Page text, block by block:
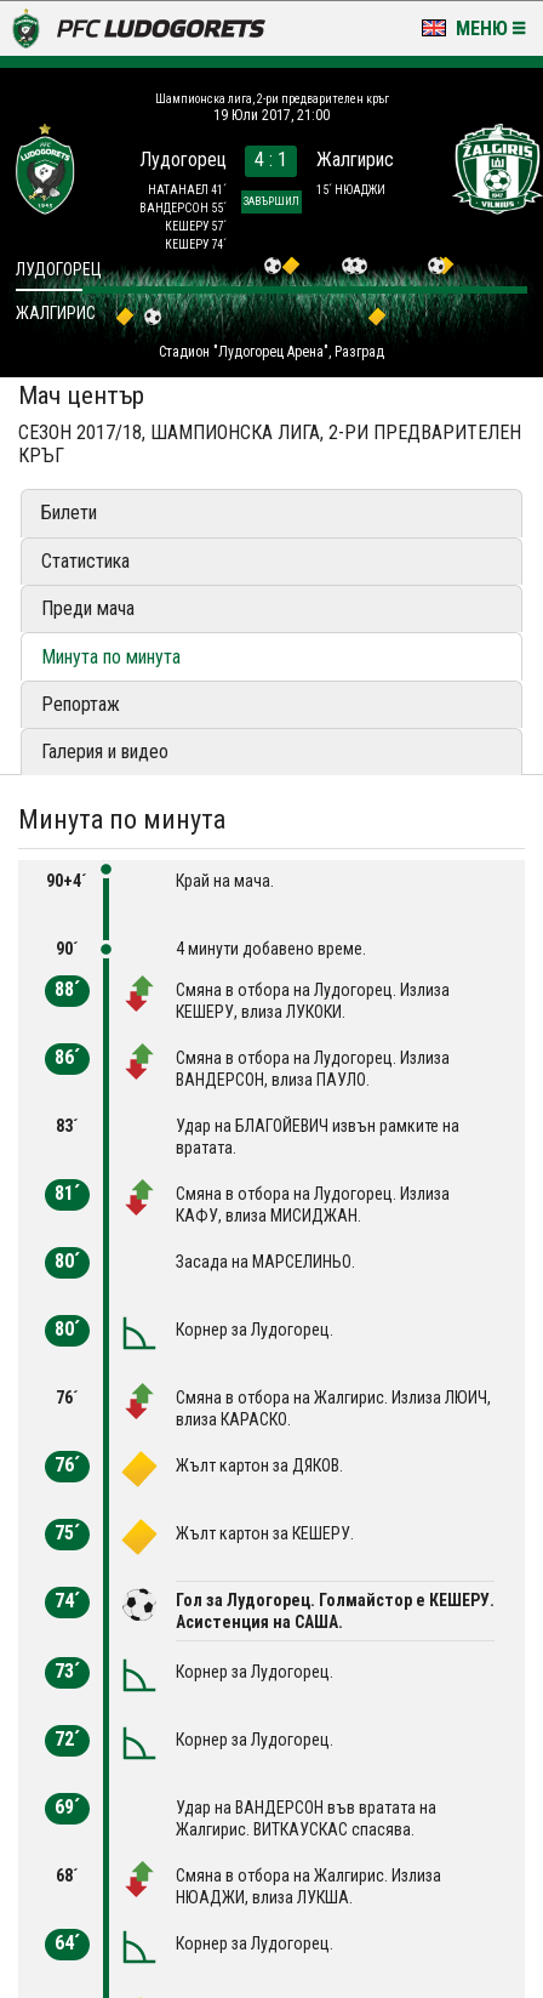
МЕНЮ
LUDOGORETS TV
НА ТЕРЕНА
КЛУБ
Шампионска лига, 2-ри предварителен кръг
19 Юли 2017, 21:00
Лудогорец
НАТАНАЕЛ 41´
ВАНДЕРСОН 55´
КЕШЕРУ 57´
КЕШЕРУ 74´
4 : 1
ЗАВЪРШИЛ
Жалгирис
15´ НЮАДЖИ
Стадион "Лудогорец Арена", Разград
ЛУДОГОРЕЦ
ЖАЛГИРИС
Мач център
СЕЗОН 2017/18, ШАМПИОНСКА ЛИГА, 2-РИ ПРЕДВАРИТЕЛЕН
КРЪГ
Билети
Статистика
Преди мача
Минута по минута
Репортаж
Галерия и видео
Минута по минута
90+4´ Край на мача.
90´ 4 минути добавено време.
88´
Смяна в отбора на Лудогорец. Излиза
КЕШЕРУ, влиза ЛУКОКИ.
86´
Смяна в отбора на Лудогорец. Излиза
ВАНДЕРСОН, влиза ПАУЛО.
83´
Удар на БЛАГОЙЕВИЧ извън рамките на
вратата.
81´
Смяна в отбора на Лудогорец. Излиза
КАФУ, влиза МИСИДЖАН.
80´ Засада на МАРСЕЛИНЬО.
80´ Корнер за Лудогорец.
76´
Смяна в отбора на Жалгирис. Излиза ЛЮИЧ,
влиза КАРАСКО.
76´ Жълт картон за ДЯКОВ.
75´ Жълт картон за КЕШЕРУ.
74´
Гол за Лудогорец. Голмайстор е КЕШЕРУ.
Асистенция на САША.
73´ Корнер за Лудогорец.
72´ Корнер за Лудогорец.
69´
Удар на ВАНДЕРСОН във вратата на
Жалгирис. ВИТКАУСКАС спасява.
68´
Смяна в отбора на Жалгирис. Излиза
НЮАДЖИ, влиза ЛУКША.
64´ Корнер за Лудогорец.